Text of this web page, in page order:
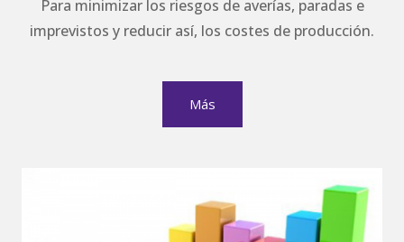
Para minimizar los riesgos de averías, paradas e
imprevistos y reducir así, los costes de producción.
Más